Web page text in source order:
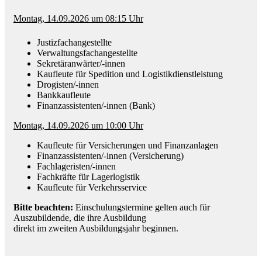
Montag, 14.09.2026 um 08:15 Uhr
Justizfachangestellte
Verwaltungsfachangestellte
Sekretäranwärter/-innen
Kaufleute für Spedition und Logistikdienstleistung
Drogisten/-innen
Bankkaufleute
Finanzassistenten/-innen (Bank)
Montag, 14.09.2026 um 10:00 Uhr
Kaufleute für Versicherungen und Finanzanlagen
Finanzassistenten/-innen (Versicherung)
Fachlageristen/-innen
Fachkräfte für Lagerlogistik
Kaufleute für Verkehrsservice
Bitte beachten: Einschulungstermine gelten auch für
Auszubildende, die ihre Ausbildung
direkt im zweiten Ausbildungsjahr beginnen.